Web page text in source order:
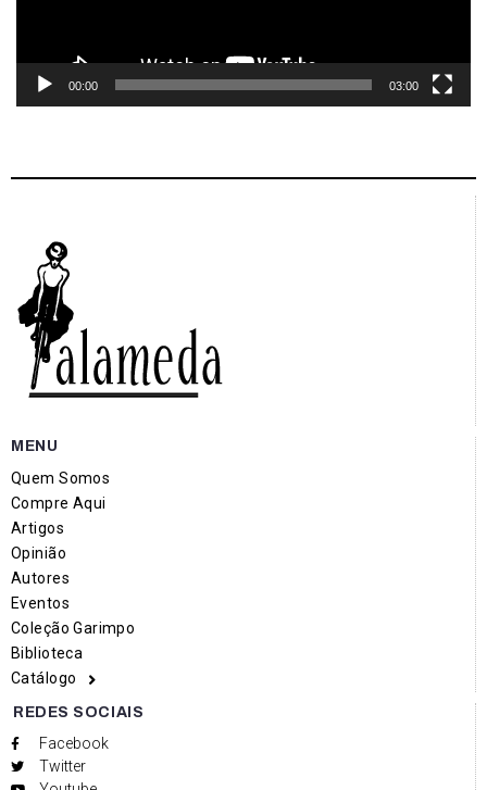
00:00 03:00
MENU
Quem Somos
Compre Aqui
Artigos
Opinião
Autores
Eventos
Coleção Garimpo
Biblioteca
Catálogo
REDES SOCIAIS
Facebook
Twitter